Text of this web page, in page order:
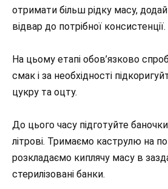
отримати більш рідку масу,
відвар до потрібної консистенції.
На цьому етапі обов’язково
смак і за необхідності
цукру та оцту.
До цього часу підготуйте
літрові. Тримаємо каструлю на
розкладаємо киплячу масу в
стерилізовані банки.